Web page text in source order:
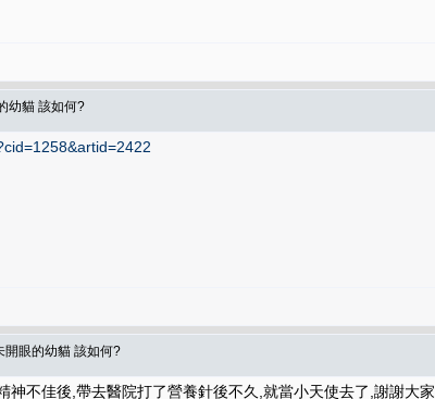
幼貓 該如何?
開眼的幼貓 該如何?
神不佳後,帶去醫院打了營養針後不久,就當小天使去了,謝謝大家